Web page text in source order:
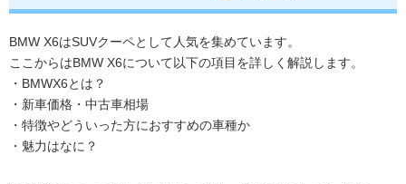
BMW X6はSUVクーペとして人気を集めています。
ここからはBMW X6について以下の項目を詳しく解説します。
・BMWX6とは？
・新車価格・中古車相場
・特徴やどういった方におすすめの車種か
・魅力はなに？